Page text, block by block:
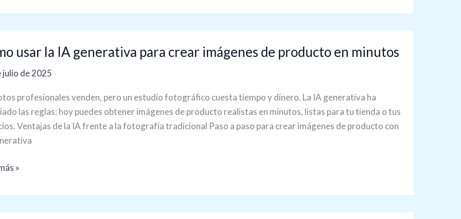
usar la IA generativa para crear imágenes de producto en minutos
julio de 2025
profesionales venden, pero un estudio fotográfico cuesta tiempo y dinero. La IA generativa ha
las reglas: hoy puedes obtener imágenes de producto realistas en minutos, listas para tu tienda o tus
Ventajas de la IA frente a la fotografía tradicional Paso a paso para crear imágenes de producto con
»